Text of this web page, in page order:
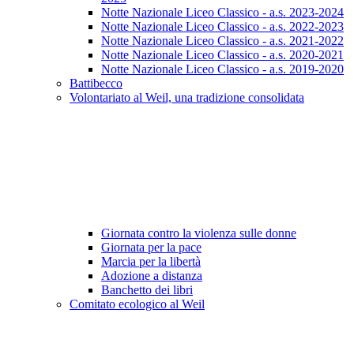
Notte Nazionale Liceo Classico - a.s. 2023-2024
Notte Nazionale Liceo Classico - a.s. 2022-2023
Notte Nazionale Liceo Classico - a.s. 2021-2022
Notte Nazionale Liceo Classico - a.s. 2020-2021
Notte Nazionale Liceo Classico - a.s. 2019-2020
Battibecco
Volontariato al Weil, una tradizione consolidata
Giornata contro la violenza sulle donne
Giornata per la pace
Marcia per la libertà
Adozione a distanza
Banchetto dei libri
Comitato ecologico al Weil